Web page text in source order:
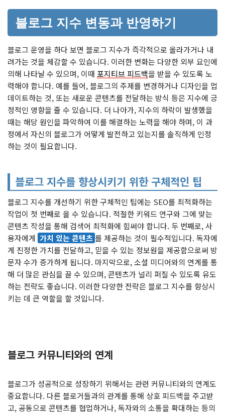
블로그 지수 변동과 반영하기
블로그 운영을 하다 보면 블로그 지수가 즉각적으로 올라가거나 내
려가는 것을 체감할 수 있습니다. 이러한 변화는 다양한 외부 요인에
의해 나타날 수 있으며, 이때 포지티브 피드백을 받을 수 있도록 노
력해야 합니다. 예를 들어, 블로그의 주제를 변경하거나 디자인을 업
데이트하는 것, 또는 새로운 콘텐츠를 전달하는 방식 등은 지수에 긍
정적인 영향을 줄 수 있습니다. 더 나아가, 지수의 하락이 발생했을
때는 해당 원인을 파악하여 이를 해결하는 노력을 해야 하며, 이 과
정에서 자신의 블로그가 어떻게 발전하고 있는지를 솔직하게 인정
하는 것이 필요합니다.
블로그 지수를 향상시키기 위한 구체적인 팁
블로그 지수를 개선하기 위한 구체적인 팁에는 SEO를 최적화하는
작업이 첫 번째로 올 수 있습니다. 적절한 키워드 연구와 그에 맞는
콘텐츠 작성을 통해 검색어 최적화에 힘써야 합니다. 두 번째로, 사
용자에게 가치 있는 콘텐츠 를 제공하는 것이 필수적입니다. 독자에
게 진정한 가치를 전달하고, 믿을 수 있는 정보원을 제공함으로써 방
문자 수가 증가하게 됩니다. 마지막으로, 소셜 미디어와의 연계를 통
해 더 많은 관심을 끌 수 있으며, 콘텐츠가 널리 퍼질 수 있도록 유도
하는 전략도 좋습니다. 이러한 다양한 전략은 블로그 지수를 향상시
키는 데 큰 역할을 할 것입니다.
블로그 커뮤니티와의 연계
블로그가 성공적으로 성장하기 위해서는 관련 커뮤니티와의 연계도
중요합니다. 다른 블로거들과의 관계를 통해 상호 피드백을 주고받
고, 공동으로 콘텐츠를 협업하거나, 독자와의 소통을 확대하는 등의